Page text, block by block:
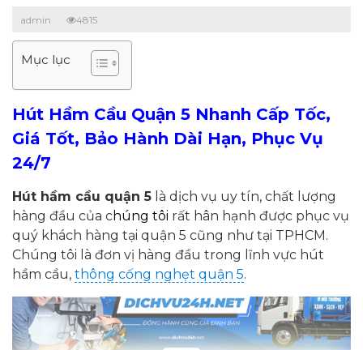
admin 4815
Mục lục
Hút Hầm Cầu Quận 5 Nhanh Cấp Tốc,
Giá Tốt, Bảo Hành Dài Hạn, Phục Vụ
24/7
Hút hầm cầu quận 5 là dịch vụ uy tín, chất lượng
hàng đầu của chúng tôi rất hân hạnh được phục vụ
quý khách hàng tại quận 5 cũng như tại TPHCM.
Chúng tôi là đơn vị hàng đầu trong lĩnh vực hút
hầm cầu, thông cống nghẹt quận 5.